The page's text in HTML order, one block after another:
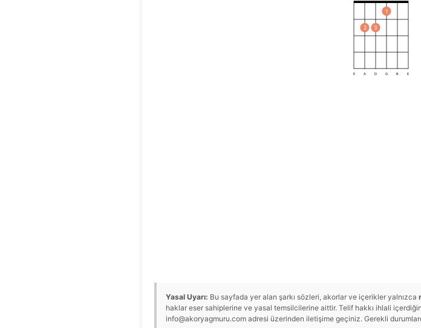
2 3
1
E A D G B E
Yasal Uyarı: Bu sayfada yer alan şarkı sözleri, akorlar ve içerikler yalnızca
haklar eser sahiplerine ve yasal temsilcilerine aittir. Telif hakkı ihlali
info@akoryagmuru.com adresi üzerinden iletişime geçiniz. Gerekli